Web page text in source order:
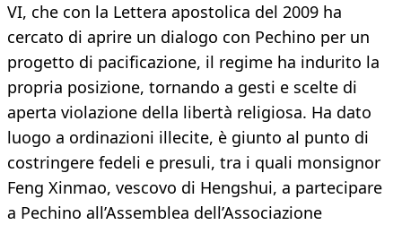
VI, che con la Lettera apostolica del 2009 ha
cercato di aprire un dialogo con Pe­chino per un
progetto di pacificazione, il regime ha indurito la
propria posizio­ne, tornando a gesti e scelte di
aperta violazione della libertà religiosa. Ha da­to
luogo a ordinazioni illecite, è giunto al punto di
costringere fedeli e presuli, tra i quali monsignor
Feng Xinmao, ve­scovo di Hengshui, a partecipare
a Pe­chino all’Assemblea dell’Associazione